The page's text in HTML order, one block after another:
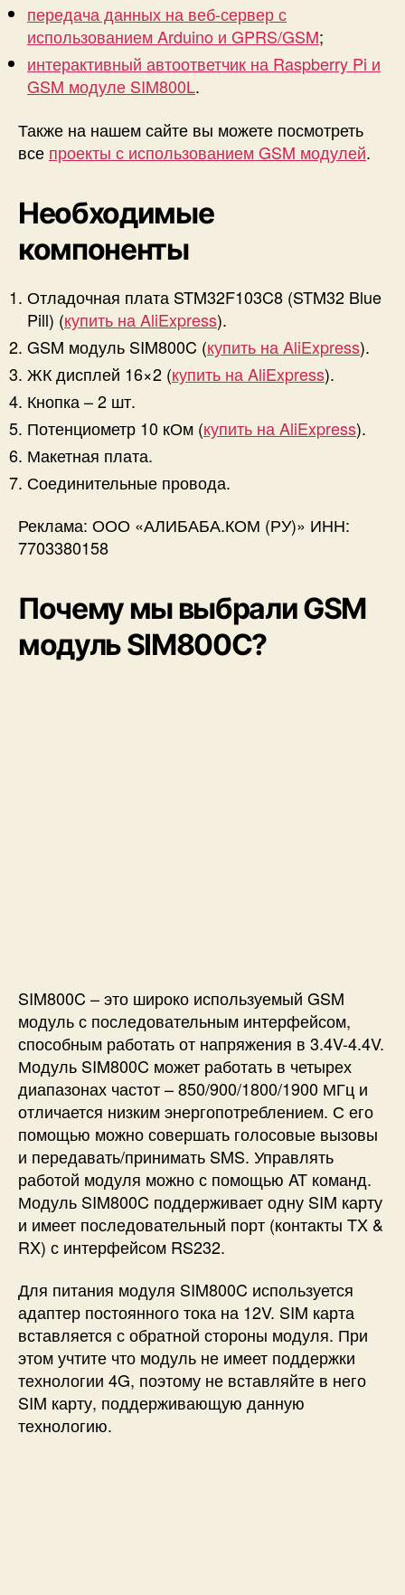
передача данных на веб-сервер с
использованием Arduino и GPRS/GSM;
интерактивный автоответчик на Raspberry Pi и
GSM модуле SIM800L.
Также на нашем сайте вы можете посмотреть
все проекты с использованием GSM модулей.
Необходимые
компоненты
Отладочная плата STM32F103C8 (STM32 Blue
Pill) (купить на AliExpress).
GSM модуль SIM800C (купить на AliExpress).
ЖК дисплей 16×2 (купить на AliExpress).
Кнопка – 2 шт.
Потенциометр 10 кОм (купить на AliExpress).
Макетная плата.
Соединительные провода.
Реклама: ООО «АЛИБАБА.КОМ (РУ)» ИНН:
7703380158
Почему мы выбрали GSM
модуль SIM800C?
SIM800C – это широко используемый GSM
модуль с последовательным интерфейсом,
способным работать от напряжения в 3.4V-4.4V.
Модуль SIM800C может работать в четырех
диапазонах частот – 850/900/1800/1900 МГц и
отличается низким энергопотреблением. С его
помощью можно совершать голосовые вызовы
и передавать/принимать SMS. Управлять
работой модуля можно с помощью AT команд.
Модуль SIM800C поддерживает одну SIM карту
и имеет последовательный порт (контакты TX &
RX) с интерфейсом RS232.
Для питания модуля SIM800C используется
адаптер постоянного тока на 12V. SIM карта
вставляется с обратной стороны модуля. При
этом учтите что модуль не имеет поддержки
технологии 4G, поэтому не вставляйте в него
SIM карту, поддерживающую данную
технологию.